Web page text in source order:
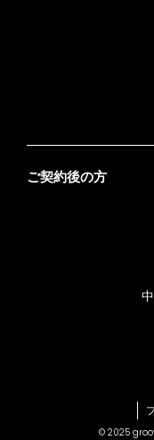
ご契約後の方
© 2025